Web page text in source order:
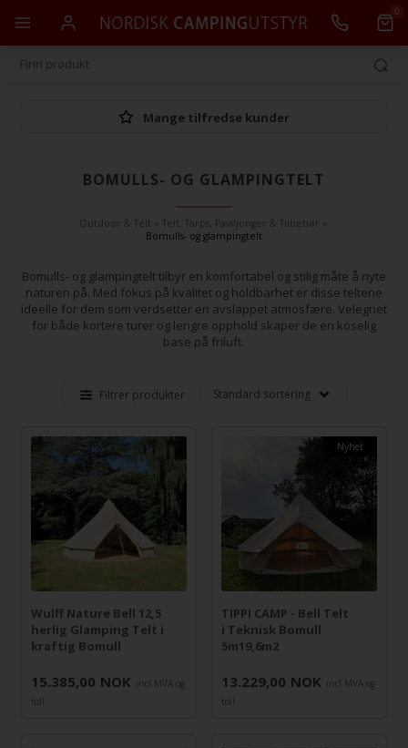
0
Mange tilfredse kunder
BOMULLS- OG GLAMPINGTELT
Outdoor & Telt Telt, Tarps, Paviljonger & Tilbehør
Bomulls- og glampingtelt
Bomulls- og glampingtelt tilbyr en komfortabel og stilig måte å nyte
naturen på. Med fokus på kvalitet og holdbarhet er disse teltene
ideelle for dem som verdsetter en avslappet atmosfære. Velegnet
for både kortere turer og lengre opphold skaper de en koselig
base på friluft.
Filtrer produkter
Wulff Nature Bell 12,5
herlig Glamping Telt i
kraftig Bomull
15.385,00 NOK
incl MVA og
toll
Nyhet
TIPPI CAMP - Bell Telt
i Teknisk Bomull
5m19,6m2
13.229,00 NOK
incl MVA og
toll